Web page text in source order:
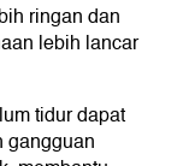
ringan dan
lebih lancar
tidur dapat
gangguan